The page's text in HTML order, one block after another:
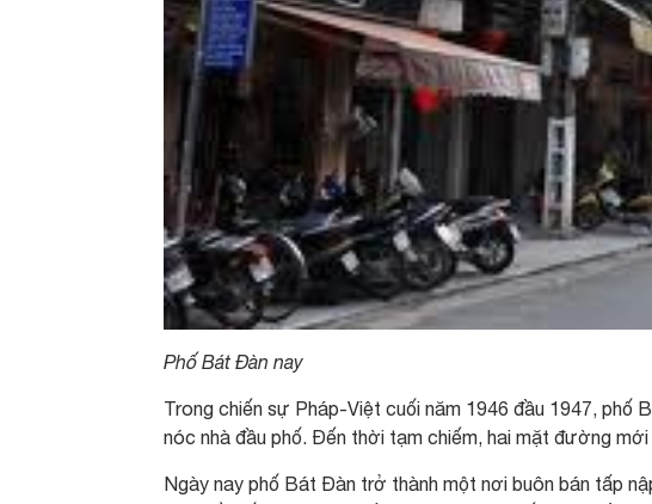
Phố Bát Đàn nay
Trong chiến sự Pháp-Việt cuối năm 1946 đầu 1947, phố
nóc nhà đầu phố. Đến thời tạm chiếm, hai mặt đường
Ngày nay phố Bát Đàn trở thành một nơi buôn bán tấp